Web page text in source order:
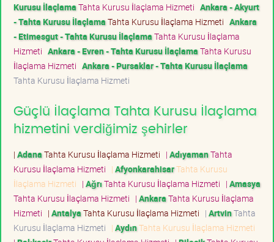
Kurusu İlaçlamaTahta Kurusu İlaçlama Hizmeti Ankara - Akyurt
- Tahta Kurusu İlaçlamaTahta Kurusu İlaçlama Hizmeti Ankara
- Etimesgut - Tahta Kurusu İlaçlamaTahta Kurusu İlaçlama
Hizmeti Ankara - Evren - Tahta Kurusu İlaçlamaTahta Kurusu
İlaçlama Hizmeti Ankara - Pursaklar - Tahta Kurusu İlaçlama
Tahta Kurusu İlaçlama Hizmeti
Güçlü İlaçlama Tahta Kurusu İlaçlama
hizmetini verdiğimiz şehirler
| AdanaTahta Kurusu İlaçlama Hizmeti | AdıyamanTahta
Kurusu İlaçlama Hizmeti | AfyonkarahisarTahta Kurusu
İlaçlama Hizmeti | AğrıTahta Kurusu İlaçlama Hizmeti | Amasya
Tahta Kurusu İlaçlama Hizmeti | AnkaraTahta Kurusu İlaçlama
Hizmeti | AntalyaTahta Kurusu İlaçlama Hizmeti | ArtvinTahta
Kurusu İlaçlama Hizmeti | AydınTahta Kurusu İlaçlama Hizmeti